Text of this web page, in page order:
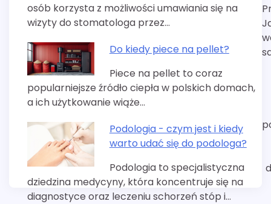
osób korzysta z możliwości umawiania się na
wizyty do stomatologa przez…
Do kiedy piece na pellet?
Piece na pellet to coraz
popularniejsze źródło ciepła w polskich domach,
a ich użytkowanie wiąże…
Podologia - czym jest i kiedy
warto udać się do podologa?
Podologia to specjalistyczna
dziedzina medycyny, która koncentruje się na
diagnostyce oraz leczeniu schorzeń stóp i…
wpisu